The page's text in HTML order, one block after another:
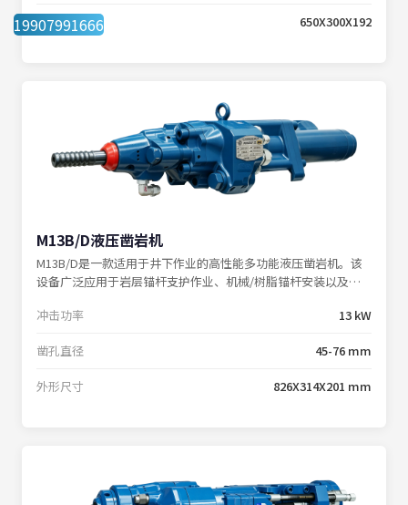
19907991666
外形尺寸 650X300X192
M13B/D液压凿岩机
M13B/D是一款适用于井下作业的高性能多功能液压凿岩机。该
设备广泛应用于岩层锚杆支护作业、机械/树脂锚杆安装以及掘
类工程项目的严苛要求。
冲击功率 13 kW
凿孔直径 45-76 mm
外形尺寸 826X314X201 mm